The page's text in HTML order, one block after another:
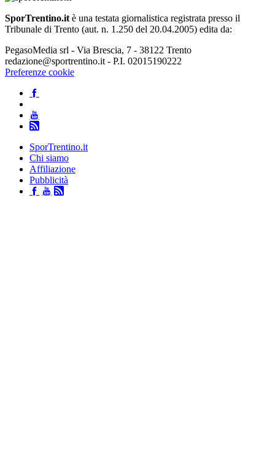
SporTrentino.it è una testata giornalistica registrata presso il
Tribunale di Trento (aut. n. 1.250 del 20.04.2005) edita da:
PegasoMedia srl - Via Brescia, 7 - 38122 Trento
redazione@sportrentino.it - P.I. 02015190222
Preferenze cookie
SporTrentino.it
Chi siamo
Affiliazione
Pubblicità